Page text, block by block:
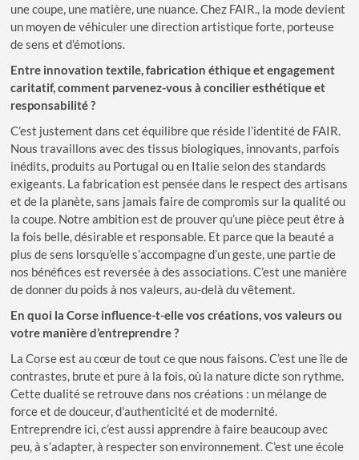
une coupe, une matière, une nuance. Chez FAIR., la mode devient
un moyen de véhiculer une direction artistique forte, porteuse
de sens et d’émotions.
Entre innovation textile, fabrication éthique et engagement
caritatif, comment parvenez-vous à concilier esthétique et
responsabilité ?
C’est justement dans cet équilibre que réside l’identité de FAIR.
Nous travaillons avec des tissus biologiques, innovants, parfois
inédits, produits au Portugal ou en Italie selon des standards
exigeants. La fabrication est pensée dans le respect des artisans
et de la planète, sans jamais faire de compromis sur la qualité ou
la coupe. Notre ambition est de prouver qu’une pièce peut être à
la fois belle, désirable et responsable. Et parce que la beauté a
plus de sens lorsqu’elle s’accompagne d’un geste, une partie de
nos bénéfices est reversée à des associations. C’est une manière
de donner du poids à nos valeurs, au-delà du vêtement.
En quoi la Corse influence-t-elle vos créations, vos valeurs ou
votre manière d’entreprendre ?
La Corse est au cœur de tout ce que nous faisons. C’est une île de
contrastes, brute et pure à la fois, où la nature dicte son rythme.
Cette dualité se retrouve dans nos créations : un mélange de
force et de douceur, d’authenticité et de modernité.
Entreprendre ici, c’est aussi apprendre à faire beaucoup avec
peu, à s’adapter, à respecter son environnement. C’est une école